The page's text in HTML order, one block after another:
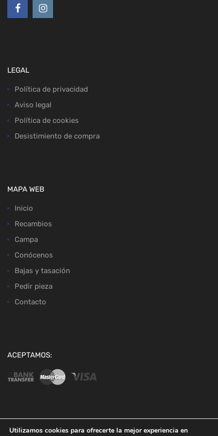
LEGAL
Política de privacidad
Aviso legal
Política de cookies
Desistimiento de compra
MAPA WEB
Inicio
Recambios
Campa
Conócenos
Bajas y tasación
Pedir pieza
Contacto
ACEPTAMOS:
Utilizamos cookies para ofrecerte la mejor experiencia en